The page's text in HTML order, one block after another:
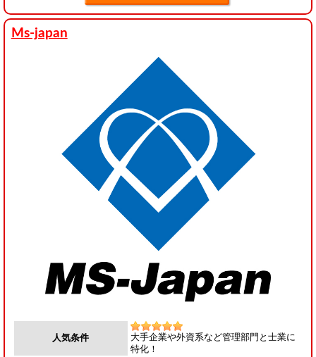
Ms-japan
人気条件
大手企業や外資系など管理部門と士業に
特化！